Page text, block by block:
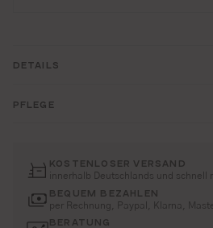
DETAILS
PFLEGE
KOSTENLOSER VERSAND
innerhalb Deutschlands und schnell
BEQUEM BEZAHLEN
per Rechnung, Paypal, Klarna,
BERATUNG